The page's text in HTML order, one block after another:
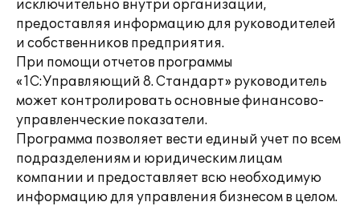
исключительно внутри организации,
предоставляя информацию для руководителей
и собственников предприятия.
При помощи отчетов программы
«1С:Управляющий 8. Стандарт» руководитель
может контролировать основные финансово-
управленческие показатели.
Программа позволяет вести единый учет по всем
подразделениям и юридическим лицам
компании и предоставляет всю необходимую
информацию для управления бизнесом в целом.